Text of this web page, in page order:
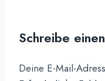
Schreibe
Deine E-Mail-